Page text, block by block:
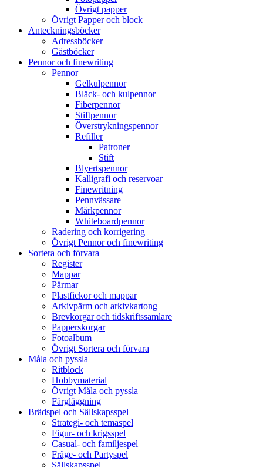
Övrigt papper
Övrigt Papper och block
Anteckningsböcker
Adressböcker
Gästböcker
Pennor och finewriting
Pennor
Gelkulpennor
Bläck- och kulpennor
Fiberpennor
Stiftpennor
Överstrykningspennor
Refiller
Patroner
Stift
Blyertspennor
Kalligrafi och reservoar
Finewritning
Pennvässare
Märkpennor
Whiteboardpennor
Radering och korrigering
Övrigt Pennor och finewriting
Sortera och förvara
Register
Mappar
Pärmar
Plastfickor och mappar
Arkivpärm och arkivkartong
Brevkorgar och tidskriftssamlare
Papperskorgar
Fotoalbum
Övrigt Sortera och förvara
Måla och pyssla
Ritblock
Hobbymaterial
Övrigt Måla och pyssla
Färgläggning
Brädspel och Sällskapsspel
Strategi- och temaspel
Figur- och krigsspel
Casual- och familjespel
Fråge- och Partyspel
Sällskapsspel